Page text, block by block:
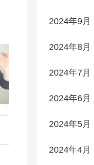
2024年9月
2024年8月
2024年7月
2024年6月
2024年5月
2024年4月